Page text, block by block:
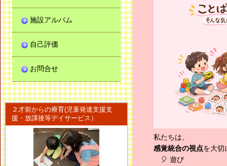
私たちは、
感覚統合の視点を大切
🎈 遊び
施設アルバム
自己評価
お問合せ
２才前からの療育(児童発達支援支
援・放課後等デイサービス）